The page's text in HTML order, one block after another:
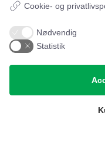
Manualer
Referencer
Cookie- og
Nødvendig
Statistik